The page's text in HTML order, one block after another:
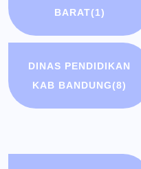
BARAT(1)
DINAS PENDIDIKAN
KAB BANDUNG(8)